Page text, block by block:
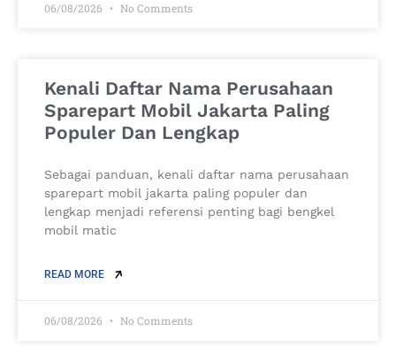
06/08/2026 No Comments
Kenali Daftar Nama Perusahaan
Sparepart Mobil Jakarta Paling
Populer Dan Lengkap
Sebagai panduan, kenali daftar nama perusahaan
sparepart mobil jakarta paling populer dan
lengkap menjadi referensi penting bagi bengkel
mobil matic
READ MORE
06/08/2026 No Comments